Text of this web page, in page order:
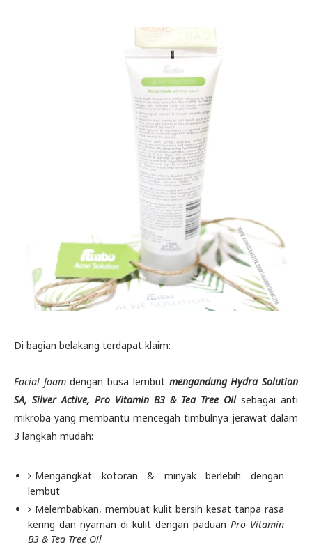
Di bagian belakang terdapat klaim:
Facial foamdengan busa lembut mengandung Hydra Solution
SA, Silver Active, Pro Vitamin B3 & Tea Tree Oilsebagai anti
mikroba yang membantu mencegah timbulnya jerawat dalam
3 langkah mudah:
Mengangkat kotoran & minyak berlebih dengan
lembut
Melembabkan, membuat kulit bersih kesat tanpa rasa
kering dan nyaman di kulit dengan paduan Pro Vitamin
B3 & Tea Tree Oil